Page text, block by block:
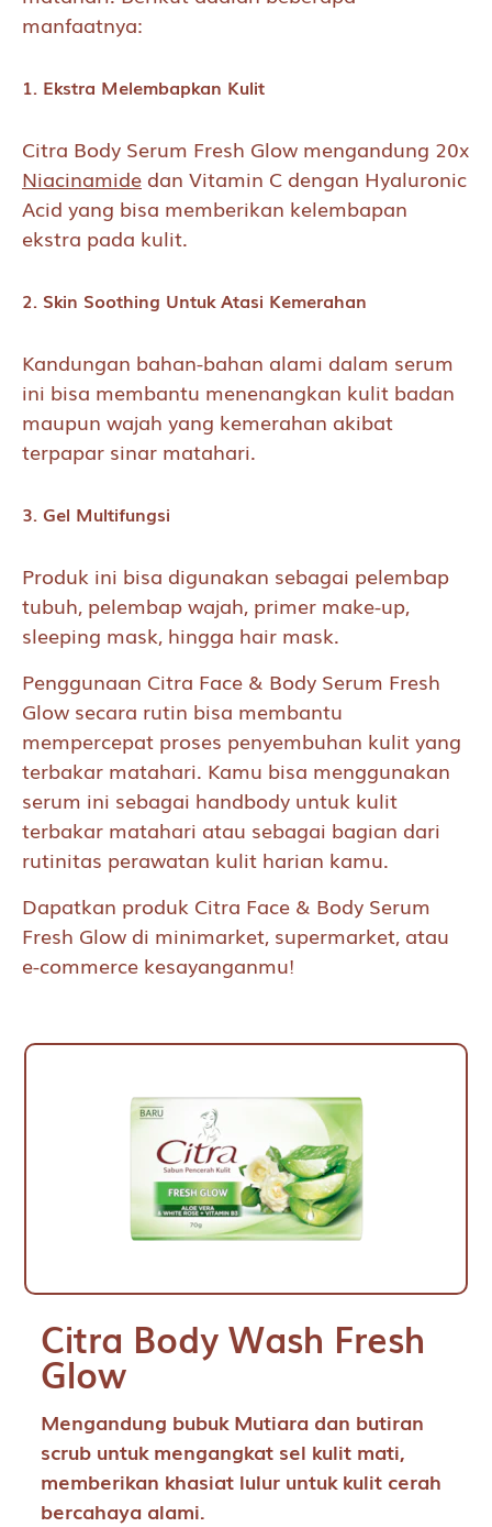
manfaatnya:
1. Ekstra Melembapkan Kulit
Citra Body Serum Fresh Glow mengandung 20x
Niacinamide dan Vitamin C dengan Hyaluronic
Acid yang bisa memberikan kelembapan
ekstra pada kulit.
2. Skin Soothing Untuk Atasi Kemerahan
Kandungan bahan-bahan alami dalam serum
ini bisa membantu menenangkan kulit badan
maupun wajah yang kemerahan akibat
terpapar sinar matahari.
3. Gel Multifungsi
Produk ini bisa digunakan sebagai pelembap
tubuh, pelembap wajah, primer make-up,
sleeping mask, hingga hair mask.
Penggunaan Citra Face & Body Serum Fresh
Glow secara rutin bisa membantu
mempercepat proses penyembuhan kulit yang
terbakar matahari. Kamu bisa menggunakan
serum ini sebagai handbody untuk kulit
terbakar matahari atau sebagai bagian dari
rutinitas perawatan kulit harian kamu.
Dapatkan produk Citra Face & Body Serum
Fresh Glow di minimarket, supermarket, atau
e-commerce kesayanganmu!
Citra Body Wash Fresh
Glow
Mengandung bubuk Mutiara dan butiran
scrub untuk mengangkat sel kulit mati,
memberikan khasiat lulur untuk kulit cerah
bercahaya alami.